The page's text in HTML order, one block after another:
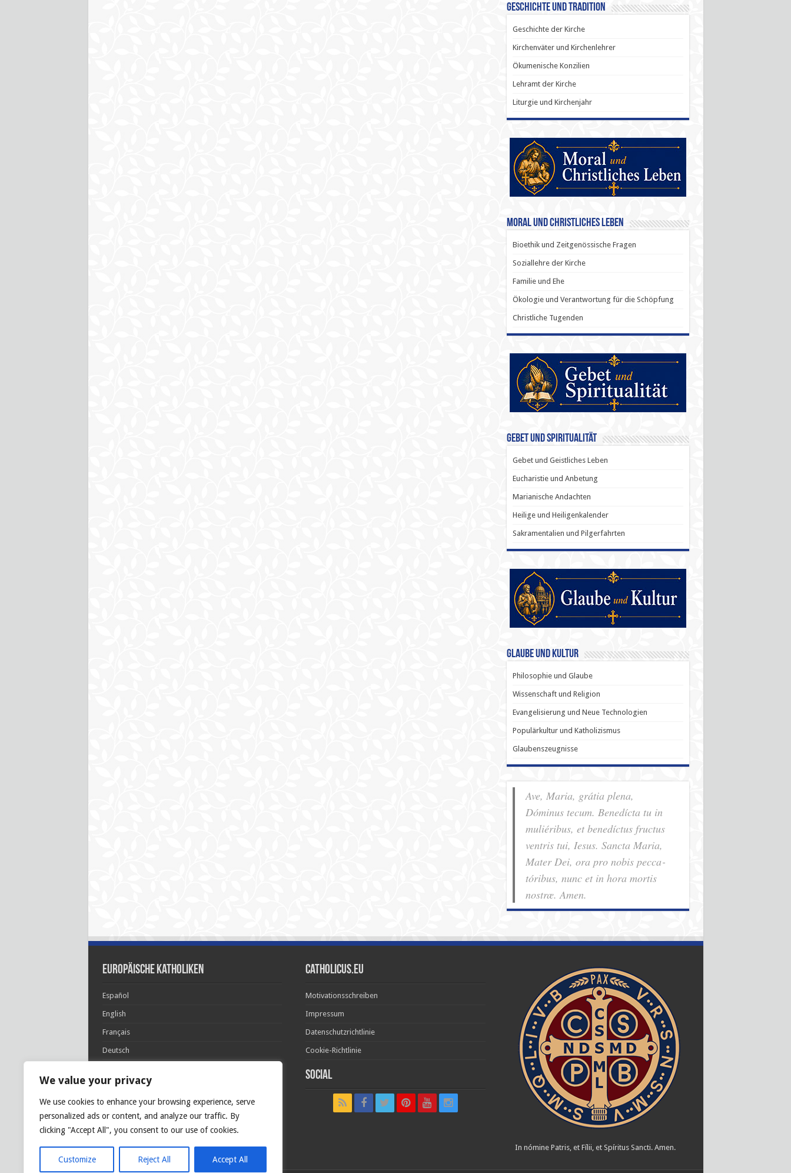
We value your privacy
We use cookies to enhance your browsing experience, serve
personalized ads or content, and analyze our traffic. By
clicking "Accept All", you consent to our use of cookies.
Customize Reject All Accept All
Geschichte und Tradition
Geschichte der Kirche
Kirchenväter und Kirchenlehrer
Ökumenische Konzilien
Lehramt der Kirche
Liturgie und Kirchenjahr
Moral und Christliches Leben
Bioethik und Zeitgenössische Fragen
Soziallehre der Kirche
Familie und Ehe
Ökologie und Verantwortung für die Schöpfung
Christliche Tugenden
Gebet und Spiritualität
Gebet und Geistliches Leben
Eucharistie und Anbetung
Marianische Andachten
Heilige und Heiligenkalender
Sakramentalien und Pilgerfahrten
Glaube und Kultur
Philosophie und Glaube
Wissenschaft und Religion
Evangelisierung und Neue Technologien
Populärkultur und Katholizismus
Glaubenszeugnisse
Ave, Maria, grátia plena,
Dóminus tecum. Benedícta tu in
muliéribus, et benedíctus fructus
ventris tui, Iesus. Sancta Maria,
Mater Dei, ora pro nobis pec­ca­
tóribus, nunc et in hora mortis
nostræ. Amen.
Europäische Katholiken
Español
English
Français
Deutsch
Português
Polski
Glória Patri, et Fílio, et Spirítui Sancto. Sicut erat in
princípio, et nunc et semper et in sǽcula
sæculórum. Amen.
Catholicus.eu
Motivationsschreiben
Impressum
Datenschutzrichtlinie
Cookie-Richtlinie
Social
In nómine Patris, et Fílii, et Spíritus Sancti. Amen.